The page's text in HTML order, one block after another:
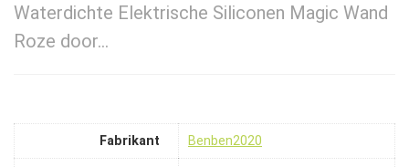
Waterdichte Elektrische Siliconen Magic Wand
Roze door…
Fabrikant ‎Benben2020